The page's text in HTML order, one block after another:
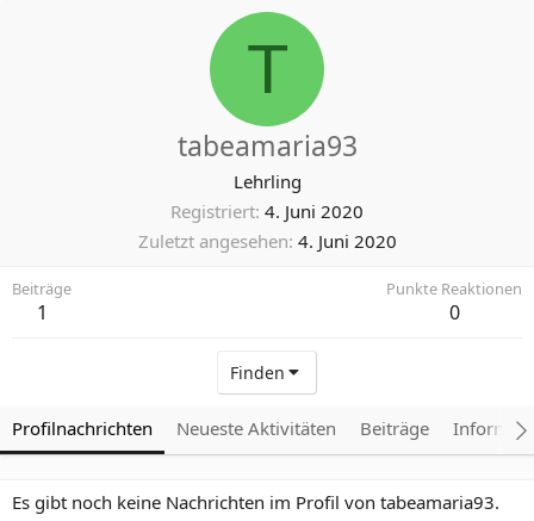
T
tabeamaria93
Lehrling
Registriert 4. Juni 2020
Zuletzt angesehen 4. Juni 2020
Beiträge
1
Punkte Reaktionen
0
Finden
Profilnachrichten Neueste Aktivitäten Beiträge
Es gibt noch keine Nachrichten im Profil von tabeamaria93.